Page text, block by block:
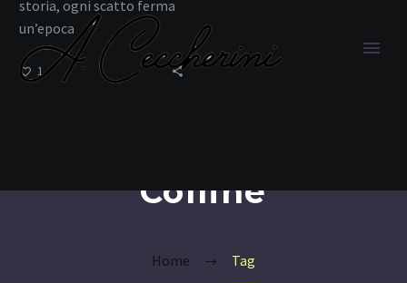
Colline
Home Tag
storia, ogni scatto ferma
un’epoca
1